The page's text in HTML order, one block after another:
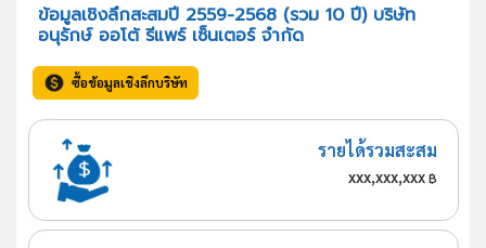
ข้อมูลเชิงลึกสะสมปี 2559-2568 (รวม 10 ปี) บริษัท
อนุรักษ์ ออโต้ รีแพร์ เซ็นเตอร์ จำกัด
ซื้อข้อมูลเชิงลึกบริษัท
รายได้รวมสะสม
xxx,xxx,xxx฿